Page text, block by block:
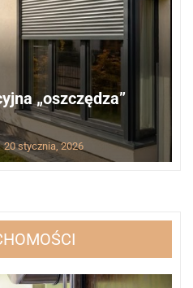
„oszczędza”
20 stycznia, 2026